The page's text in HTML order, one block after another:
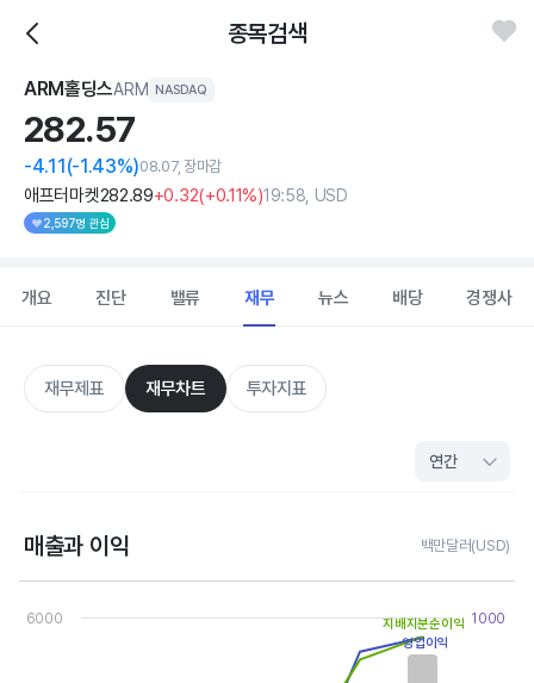
종목검색
ARM홀딩스ARM NASDAQ
282.57
-4.11(-1.43%)08.07, 장마감
애프터마켓282.89+0.32(+0.11%)19:58, USD
2,597명 관심
개요 진단 밸류 재무 뉴스 배당 경쟁사
재무제표 재무차트 투자지표
매출과 이익 백만달러(USD)
Chart
View as data table, Chart
The chart has 1 X axis displaying categories.
The chart has 2 Y axes displaying values, and values.
6000 1000
영업이익
지배지분순이익